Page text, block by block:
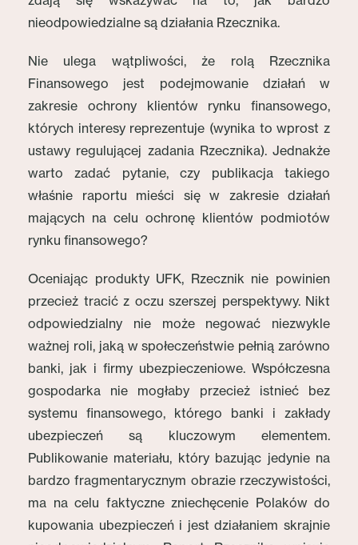
nieodpowiedzialne są działania Rzecznika.
Nie ulega wątpliwości, że rolą Rzecznika
Finansowego jest podejmowanie działań w
zakresie ochrony klientów rynku finansowego,
których interesy reprezentuje (wynika to wprost z
ustawy regulującej zadania Rzecznika). Jednakże
warto zadać pytanie, czy publikacja takiego
właśnie raportu mieści się w zakresie działań
mających na celu ochronę klientów podmiotów
rynku finansowego?
Oceniając produkty UFK, Rzecznik nie powinien
przecież tracić z oczu szerszej perspektywy. Nikt
odpowiedzialny nie może negować niezwykle
ważnej roli, jaką w społeczeństwie pełnią zarówno
banki, jak i firmy ubezpieczeniowe. Współczesna
gospodarka nie mogłaby przecież istnieć bez
systemu finansowego, którego banki i zakłady
ubezpieczeń są kluczowym elementem.
Publikowanie materiału, który bazując jedynie na
bardzo fragmentarycznym obrazie rzeczywistości,
ma na celu faktyczne zniechęcenie Polaków do
kupowania ubezpieczeń i jest działaniem skrajnie